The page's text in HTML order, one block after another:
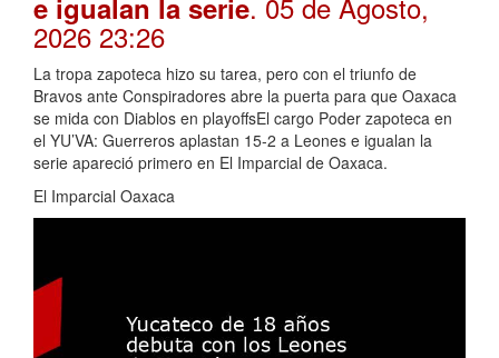
e igualan la serie
2026 23:26
La tropa zapoteca hizo su tarea, pero con el triunfo de
Bravos ante Conspiradores abre la puerta para que Oaxaca
se mida con Diablos en playoffsEl cargo Poder zapoteca en
el YU’VA: Guerreros aplastan 15-2 a Leones e igualan la
serie apareció primero en El Imparcial de Oaxaca.
El Imparcial Oaxaca